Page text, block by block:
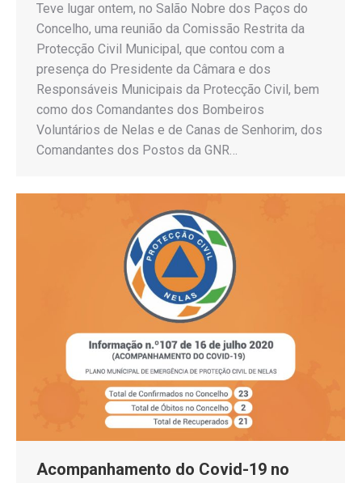
Teve lugar ontem, no Salão Nobre dos Paços do
Concelho, uma reunião da Comissão Restrita da
Protecção Civil Municipal, que contou com a
presença do Presidente da Câmara e dos
Responsáveis Municipais da Protecção Civil, bem
como dos Comandantes dos Bombeiros
Voluntários de Nelas e de Canas de Senhorim, dos
Comandantes dos Postos da GNR…
Acompanhamento do Covid-19 no